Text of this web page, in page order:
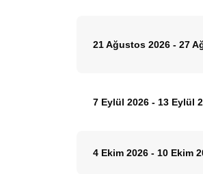
21 Ağustos 2026 - 27
7 Eylül 2026 - 13 Eylül
4 Ekim 2026 - 10 Ekim